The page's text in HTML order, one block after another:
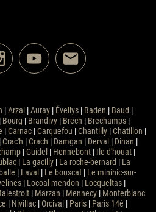
|Arzal |Auray| Évellys| Baden | Baud |
Bourg | Brandivy| Brech | Brechamps|
|Carnac|Carquefou |Chantilly|Chatillon |
|Crac'h |Crach | Damgan | Derval | Dinan |
|Guidel | Hennebont| Ile-d'houat|
| La gacilly| La roche-bernard | La
| Laval | Le bouscat| Le minihic-sur-
| Locoal-mendon | Locqueltas|
| Marzan | Mennecy| Monterblanc
| Nivillac| Orcival | Paris| Paris 14è |